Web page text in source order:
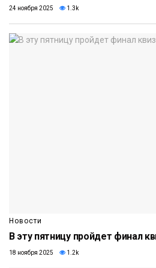
24 ноября 2025 1.3k
Новости
В эту пятницу пройдет финал
18 ноября 2025 1.2k